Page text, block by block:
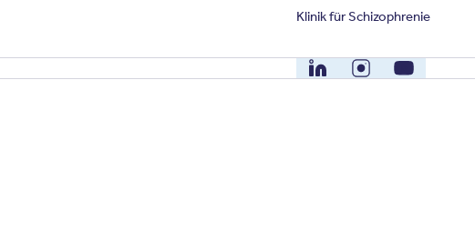
Klinik für Schizophrenie
LinkedIn InstagramYouTube